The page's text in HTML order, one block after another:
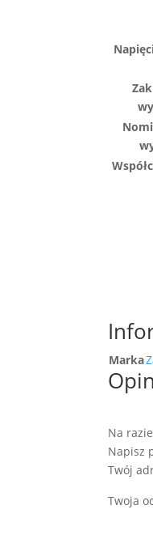
Marka
Na
Napisz
Twój
Twoja